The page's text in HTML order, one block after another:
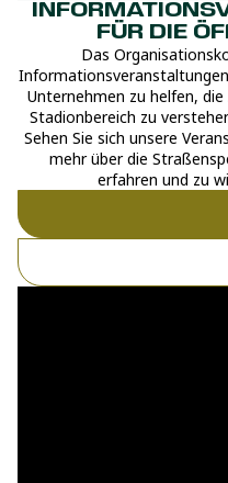
FÜR DIE
Das
Unternehmen zu helfen,
Stadionbereich zu
Sehen Sie sich unsere
mehr über die
erfahren und zu